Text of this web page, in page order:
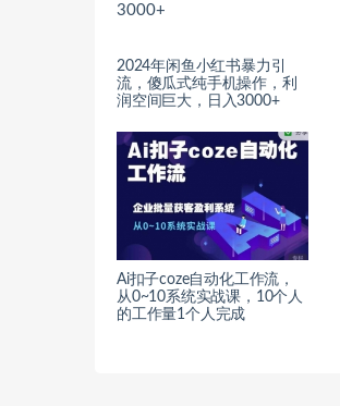
2024年闲鱼小红书暴力引
流，傻瓜式纯手机操作，利
润空间巨大，日入3000+
Ai扣子coze自动化工作流，
从0~10系统实战课，10个人
的工作量1个人完成